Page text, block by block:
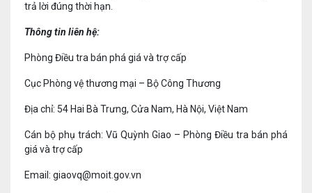
trả lời đúng thời hạn.
Thông tin liên hệ:
Phòng Điều tra bán phá giá và trợ cấp
Cục Phòng vệ thương mại – Bộ Công Thương
Địa chỉ: 54 Hai Bà Trưng, Cửa Nam, Hà Nội, Việt Nam
Cán bộ phụ trách: Vũ Quỳnh Giao – Phòng Điều tra bán phá
giá và trợ cấp
Email: giaovq@moit.gov.vn